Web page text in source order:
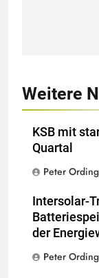
Weitere
KSB mit
Quartal
Peter Ording
Intersolar-
der
Peter Ording